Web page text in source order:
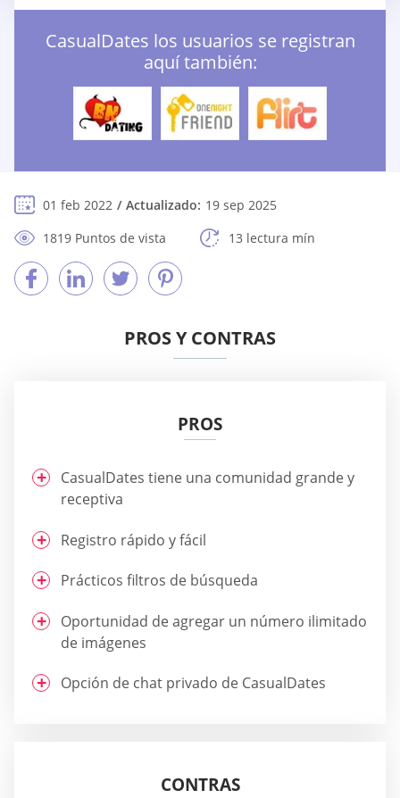
СasualDates los usuarios se registran
aquí también:
01 feb 2022 Actualizado: 19 sep 2025
1819 Puntos de vista
13 lectura mín
PROS Y CONTRAS
PROS
СasualDates tiene una comunidad grande y
receptiva
Registro rápido y fácil
Prácticos filtros de búsqueda
Oportunidad de agregar un número ilimitado
de imágenes
Opción de chat privado de СasualDates
CONTRAS